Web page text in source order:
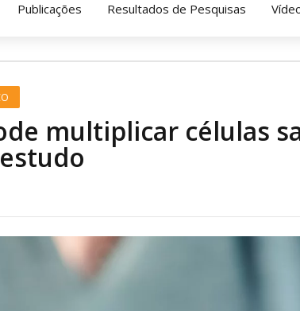
LECUCA
AME
Publicações Resultados de Pesquisas
multiplicar células